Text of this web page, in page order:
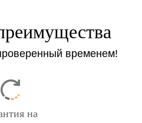
временем!
на